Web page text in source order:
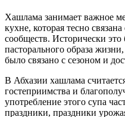
Хашлама занимает важное
кухне, которая тесно
сообществ. Исторически
пасторального образа
было связано с сезоном и
В Абхазии хашлама
гостеприимства и
употребление этого супа
праздники, праздники